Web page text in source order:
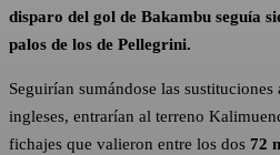
disparo del gol de Bakambu seguía
palos de los de Pellegrini.
Seguirían sumándose las
ingleses, entrarían al terreno
fichajes que valieron entre los dos 72